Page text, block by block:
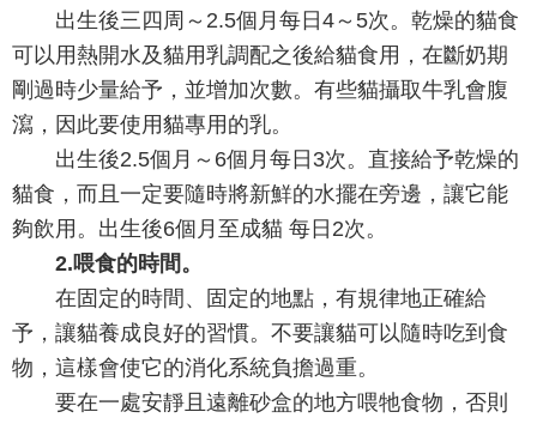
出生後三四周～2.5個月每日4～5次。乾燥的貓食
可以用熱開水及貓用乳調配之後給貓食用，在斷奶期
剛過時少量給予，並增加次數。有些貓攝取牛乳會腹
瀉，因此要使用貓專用的乳。
出生後2.5個月～6個月每日3次。直接給予乾燥的
貓食，而且一定要隨時將新鮮的水擺在旁邊，讓它能
夠飲用。出生後6個月至成貓 每日2次。
2.喂食的時間。
在固定的時間、固定的地點，有規律地正確給
予，讓貓養成良好的習慣。不要讓貓可以隨時吃到食
物，這樣會使它的消化系統負擔過重。
要在一處安靜且遠離砂盒的地方喂牠食物，否則